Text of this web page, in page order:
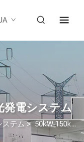
発電システム
ステム>50kW-150kW 学校用太陽光発電システム